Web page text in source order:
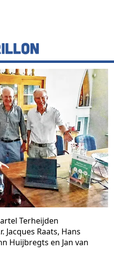
Terheijden
Raats, Hans
Huijbregts en Jan van